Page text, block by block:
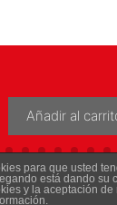
Añadir al
para que usted
está dando su
y la aceptación de